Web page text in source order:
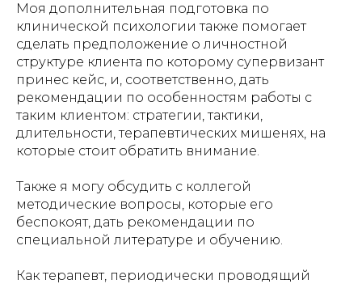
Моя дополнительная подготовка по
клинической психологии также помогает
сделать предположение о личностной
структуре клиента по которому супервизант
принес кейс, и, соответственно, дать
рекомендации по особенностям работы с
таким клиентом: стратегии, тактики,
длительности, терапевтических мишенях, на
которые стоит обратить внимание.
Также я могу обсудить с коллегой
методические вопросы, которые его
беспокоят, дать рекомендации по
специальной литературе и обучению.
Как терапевт, периодически проводящий